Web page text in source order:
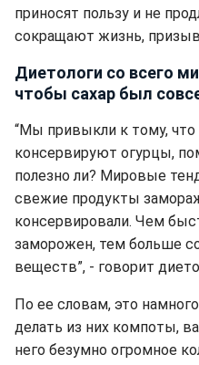
приносят пользу и не
сокращают жизнь,
Диетологи со всего
чтобы сахар был
“Мы привыкли к тому,
консервируют огурцы,
полезно ли? Мировые
свежие продукты
консервировали. Чем
заморожен, тем больше
веществ”, - говорит
По ее словам, это
делать из них компоты,
него безумно огромное